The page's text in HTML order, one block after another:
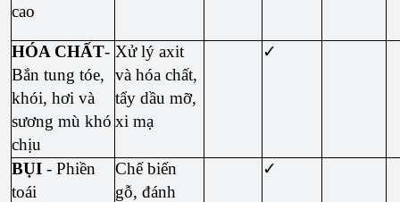
cao
HÓA CHẤT-
Bắn tung tóe,
khói, hơi và
sương mù khó
chịu
Xử lý axit
và hóa chất,
tẩy dầu mỡ,
xi mạ
✓
BỤI - Phiền
toái
Chế biến
gỗ, đánh
✓